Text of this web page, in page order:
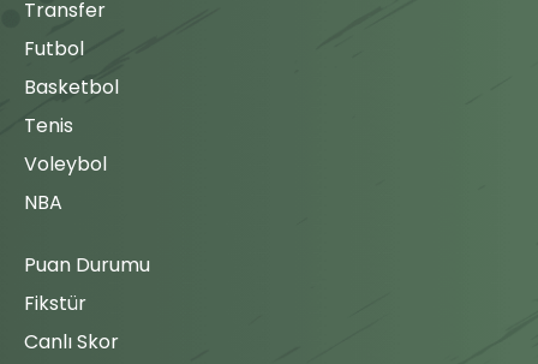
Transfer
Futbol
Basketbol
Tenis
Voleybol
NBA
Puan Durumu
Fikstür
Canlı Skor